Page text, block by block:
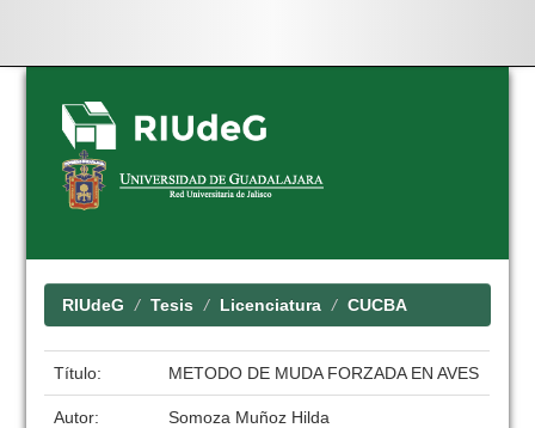
Skip
navigation
RIUdeG Tesis Licenciatura CUCBA
Título: METODO DE MUDA FORZADA EN AVES
Autor: Somoza Muñoz Hilda